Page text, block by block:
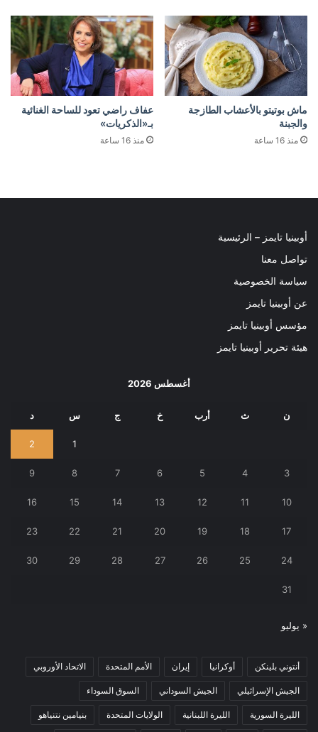
ماش بوتيتو بالأعشاب الطازجة
والجبنة
منذ 16 ساعة
عفاف راضي تعود للساحة الغنائية
بـ«الذكريات»
منذ 16 ساعة
أوبينيا تايمز – الرئيسية
تواصل معنا
سياسة الخصوصية
عن أوبينيا تايمز
مؤسس أوبينيا تايمز
هيئة تحرير أوبينيا تايمز
أغسطس 2026
ن ث أرب خ ج س د
1
2
3
4
5
6
7
8
9
10
11
12
13
14
15
16
17
18
19
20
21
22
23
24
25
26
27
28
29
30
31
« يوليو
أنتوني بلينكن أوكرانيا إيران الأمم المتحدة الاتحاد الأوروبي
الجيش الإسرائيلي الجيش السوداني السوق السوداء
الليرة السورية الليرة اللبنانية الولايات المتحدة بنيامين نتنياهو